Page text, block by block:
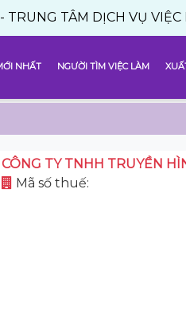
DỊCH VỤ VIỆC LÀM
NHẤT NGƯỜI TÌM VIỆC LÀM
CÔNG TY TNHH TRUYỀN
Mã số thuế: